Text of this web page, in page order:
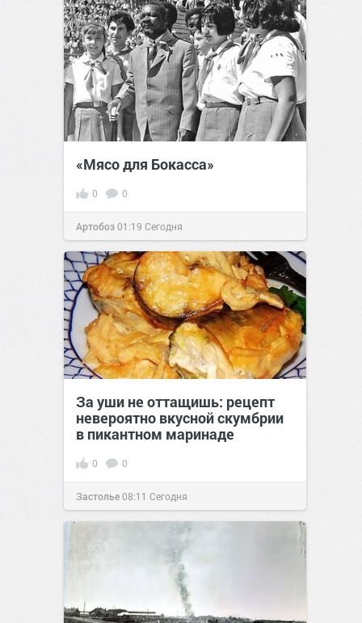
«Мясо для Бокасса»
0 0
Артобоз01:19 Сегодня
За уши не оттащишь: рецепт
невероятно вкусной скумбрии
в пикантном маринаде
0 0
Застолье08:11 Сегодня